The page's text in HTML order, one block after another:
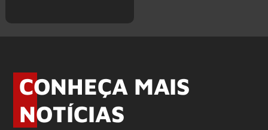
CONHEÇA MAIS
NOTÍCIAS